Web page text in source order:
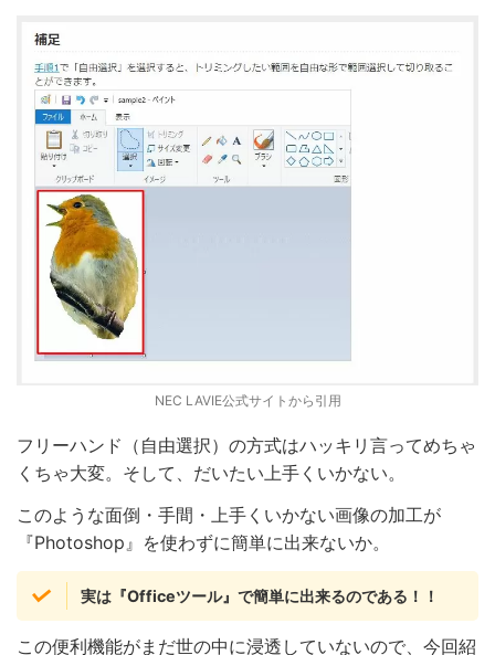
NEC LAVIE公式サイトから引用
フリーハンド（自由選択）の方式はハッキリ言ってめちゃ
くちゃ大変。そして、だいたい上手くいかない。
このような面倒・手間・上手くいかない画像の加工が
『Photoshop』を使わずに簡単に出来ないか。
実は『Officeツール』で簡単に出来るのである！！
この便利機能がまだ世の中に浸透していないので、今回紹